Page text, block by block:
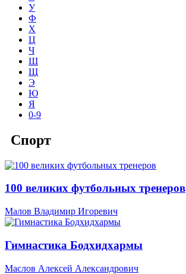
У
Ф
Х
Ц
Ч
Ш
Щ
Э
Ю
Я
0-9
Спорт
100 великих футбольных тренеров
Малов Владимир Игоревич
Гимнастика Бодхидхармы
Маслов Алексей Александрович